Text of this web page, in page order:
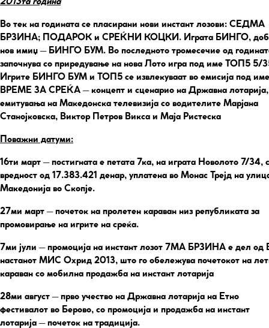
Во тек на годината се пласирани нови инстант лозови: СЕДМА
БРЗИНА; ПОДАРОК и СРЕЌНИ КОЦКИ. Играта БИНГО,
нов имиџ – БИНГО БУМ. Во последното тромесечие од
започнува со приредување на нова Лото игра под име ТОП5 5/
Игрите БИНГО БУМ и ТОП5 се извлекуваат во емисија под име
ВРЕМЕ ЗА СРЕЌА – концепт и сценарио на Државна лотарија,
емитувања на Македонска телевизија со водителите Марјана
Станојковска, Виктор Петров Викса и Маја Ристеска
Поважни датуми:
16ти март– постигната е петата 7ка, на играта Новолото 7/34,
вредност од 17.383.421 денар, уплатена во Монас Трејд на
Македонија во Скопје.
27ми март– почеток на пролетен караван низ републиката за
промовирање на игрите на среќа.
7ми јули – промоција на инстант лозот 7МА БРЗИНА е дел
настанот МИС Охрид 2013, што го обележува почетокот на
караван со мобилна продажба на инстант лотарија
28ми август– прво учество на Државна лотарија на Етно
фестивалот во Берово, со промоција и продажба на инстант
лотарија – почеток на традиција.